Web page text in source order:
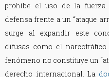
prohíbe el uso de la
defensa frente a un “ataque
surge al expandir este
difusas como el
fenómeno no constituye un
derecho internacional. La